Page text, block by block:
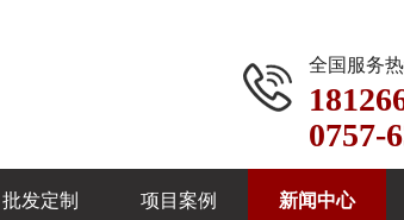
全国服务热
0757-
批发定制 项目案例 新闻中心